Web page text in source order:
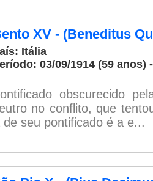
XV - (Beneditus
Itália
03/09/1914 (59 anos)
obscurecido
no conflito, que
seu pontificado é a e...